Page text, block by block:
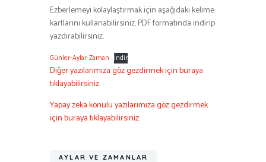
Ezberlemeyi kolaylaştırmak için aşağıdaki kelime
kartlarını kullanabilirsiniz. PDF formatında indirip
yazdırabilirsiniz.
Günler-Aylar-Zaman İndir
Diğer yazılarımıza göz gezdirmek için buraya
tıklayabilirsiniz.
Yapay zeka konulu yazılarımıza göz gezdirmek
için buraya tıklayabilirsiniz.
AYLAR VE ZAMANLAR